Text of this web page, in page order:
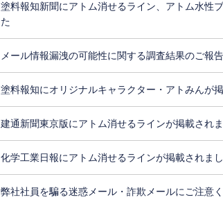
塗料報知新聞にアトム消せるライン、アトム水性
た
メール情報漏洩の可能性に関する調査結果のご報告
塗料報知にオリジナルキャラクター・アトみんが
建通新聞東京版にアトム消せるラインが掲載され
化学工業日報にアトム消せるラインが掲載されま
弊社社員を騙る迷惑メール・詐欺メールにご注意く